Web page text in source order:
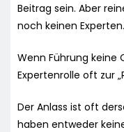
Beitrag sein. Aber
noch keinen
Wenn Führung keine
Expertenrolle oft zur
Der Anlass ist oft
haben entweder